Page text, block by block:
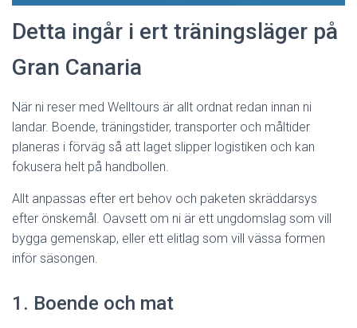
Detta ingår i ert träningsläger på
Gran Canaria
När ni reser med Welltours är allt ordnat redan innan ni
landar. Boende, träningstider, transporter och måltider
planeras i förväg så att laget slipper logistiken och kan
fokusera helt på handbollen.
Allt anpassas efter ert behov och paketen skräddarsys
efter önskemål. Oavsett om ni är ett ungdomslag som vill
bygga gemenskap, eller ett elitlag som vill vässa formen
inför säsongen.
1. Boende och mat